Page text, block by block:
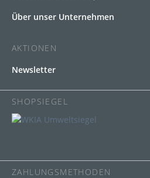
Über unser Unternehmen
AKTIONEN
Newsletter
SHOPSIEGEL
ZAHLUNGSMETHODEN